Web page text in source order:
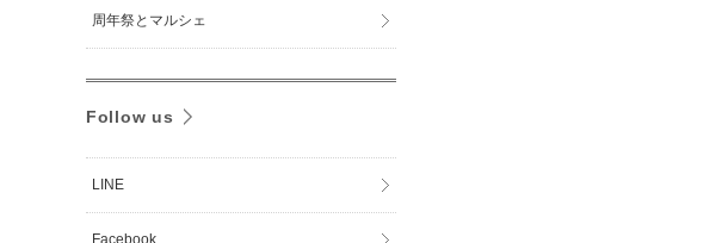
周年祭とマルシェ
Follow us
LINE
Facebook